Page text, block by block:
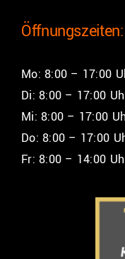
Öffnungszeiten:
Mo: 8:00 – 17:00
Di: 8:00 – 17:00
Mi: 8:00 – 17:00
Do: 8:00 – 17:00
Fr: 8:00 – 14:00